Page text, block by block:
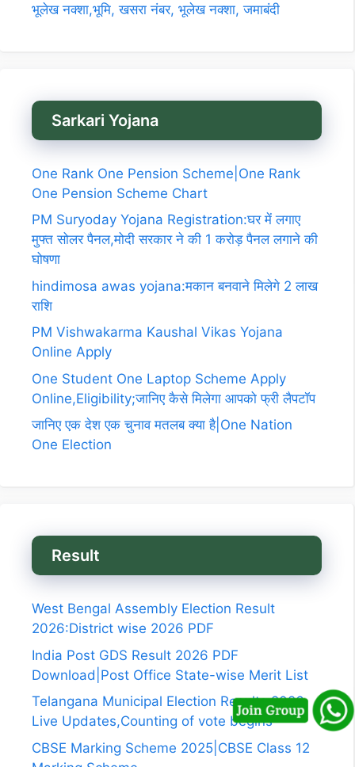
भूलेख नक्शा,भूमि, खसरा नंबर, भूलेख नक्शा, जमाबंदी
Sarkari Yojana
One Rank One Pension Scheme|One Rank
One Pension Scheme Chart
PM Suryoday Yojana Registration:घर में लगाए
मुफ्त सोलर पैनल,मोदी सरकार ने की 1 करोड़ पैनल लगाने की
घोषणा
hindimosa awas yojana:मकान बनवाने मिलेगे 2 लाख
राशि
PM Vishwakarma Kaushal Vikas Yojana
Online Apply
One Student One Laptop Scheme Apply
Online,Eligibility;जानिए कैसे मिलेगा आपको फ्री लैपटॉप
जानिए एक देश एक चुनाव मतलब क्या है|One Nation
One Election
Result
West Bengal Assembly Election Result
2026:District wise 2026 PDF
India Post GDS Result 2026 PDF
Download|Post Office State-wise Merit List
Telangana Municipal Election Results 2026
Live Updates,Counting of vote begins
CBSE Marking Scheme 2025|CBSE Class 12